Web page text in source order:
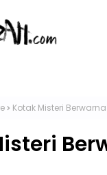
Kotak Misteri